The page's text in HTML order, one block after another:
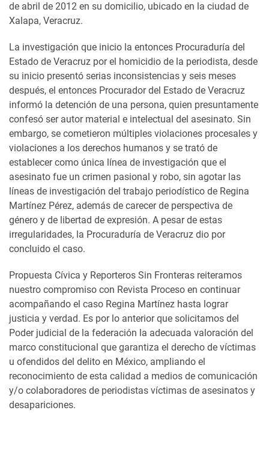
de abril de 2012 en su domicilio, ubicado en la ciudad de
Xalapa, Veracruz.
La investigación que inicio la entonces Procuraduría del
Estado de Veracruz por el homicidio de la periodista, desde
su inicio presentó serias inconsistencias y seis meses
después, el entonces Procurador del Estado de Veracruz
informó la detención de una persona, quien presuntamente
confesó ser autor material e intelectual del asesinato. Sin
embargo, se cometieron múltiples violaciones procesales y
violaciones a los derechos humanos y se trató de
establecer como única línea de investigación que el
asesinato fue un crimen pasional y robo, sin agotar las
líneas de investigación del trabajo periodístico de Regina
Martínez Pérez, además de carecer de perspectiva de
género y de libertad de expresión. A pesar de estas
irregularidades, la Procuraduría de Veracruz dio por
concluido el caso.
Propuesta Cívica y Reporteros Sin Fronteras reiteramos
nuestro compromiso con Revista Proceso en continuar
acompañando el caso Regina Martínez hasta lograr
justicia y verdad. Es por lo anterior que solicitamos del
Poder judicial de la federación la adecuada valoración del
marco constitucional que garantiza el derecho de víctimas
u ofendidos del delito en México, ampliando el
reconocimiento de esta calidad a medios de comunicación
y/o colaboradores de periodistas víctimas de asesinatos y
desapariciones.